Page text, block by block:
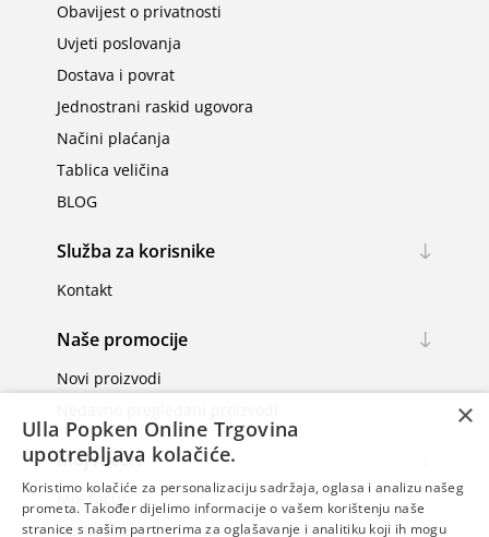
Obavijest o privatnosti
Uvjeti poslovanja
Dostava i povrat
Jednostrani raskid ugovora
Načini plaćanja
Tablica veličina
BLOG
Služba za korisnike
Kontakt
Naše promocije
Novi proizvodi
Moj račun
Moj račun
Narudžbe
×
Ulla Popken Online Trgovina
upotrebljava kolačiće.
Koristimo kolačiće za personalizaciju sadržaja, oglasa i analizu našeg
prometa. Također dijelimo informacije o vašem korištenju naše
stranice s našim partnerima za oglašavanje i analitiku koji ih mogu